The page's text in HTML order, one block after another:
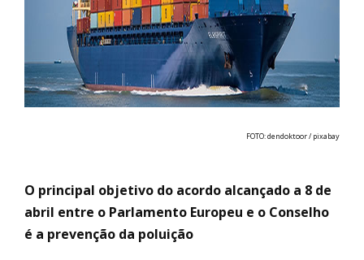
FOTO: dendoktoor / pixabay
O principal objetivo do acordo alcançado a 8 de
abril entre o Parlamento Europeu e o Conselho
é a prevenção da poluição